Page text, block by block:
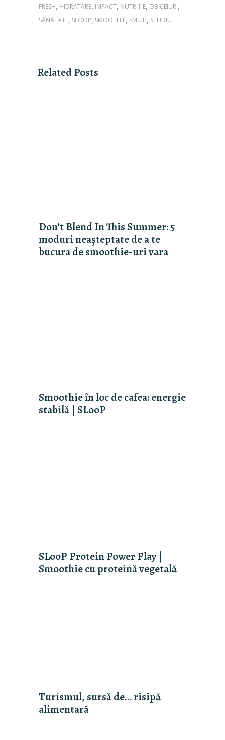
FRESH, HIDRATARE, IMPACT, NUTRIȚIE, OBICEIURI,
SĂNĂTATE, SLOOP, SMOOTHIE, SMUTI, STUDIU
Related Posts
Don’t Blend In This Summer: 5
moduri neașteptate de a te
bucura de smoothie-uri vara
Smoothie în loc de cafea: energie
stabilă | SLooP
SLooP Protein Power Play |
Smoothie cu proteină vegetală
Turismul, sursă de… risipă
alimentară